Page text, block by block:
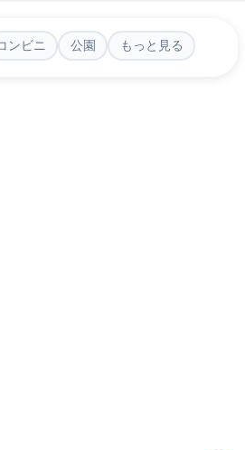
ンビニ 公園 もっと見る